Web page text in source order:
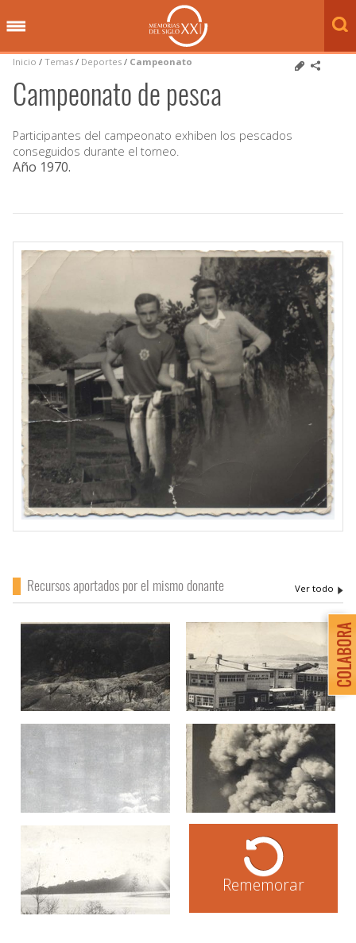
Inicio / Temas / Deportes / Campeonato
Campeonato de pesca
Participantes del campeonato exhiben los pescados
conseguidos durante el torneo.
Año 1970.
Recursos aportados por el mismo donante
Rememorar